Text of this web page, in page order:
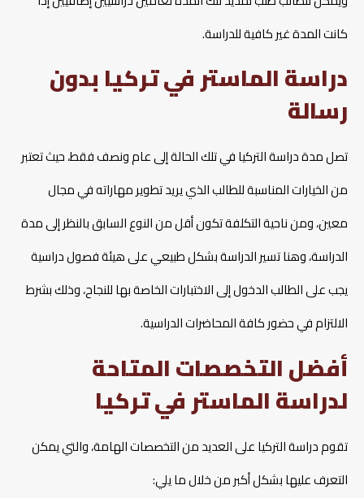
كانت المدة غير كافية للدراسة.
دراسة الماستر في تركيا بدون
رسالة
تصل مدة دراسة التركيا في تلك الحالة إلى عام ونصف فقط، حيث تعتبر
من الخيارات المناسبة للطالب الذي يريد تطوير مهاراته في مجال
معين، ومن ناحية التكلفة تكون أقل من النوع السابق بالنظر إلى مدة
الدراسة، وهنا تسير الدراسة بشكل طبيعي على هيئة فصول دراسية
يجب على الطالب الدخول إلى الاختبارات الخاصة بها للنجاح، وذلك بشرط
الالتزام في حضور كافة المحاضرات الدراسية.
أفضل التخصصات المتاحة
لدراسة الماستر في تركيا
تقوم دراسة التركيا على العديد من التخصصات الهامة، والتي يمكن
التعرف عليها بشكل أكبر من خلال ما يلي: